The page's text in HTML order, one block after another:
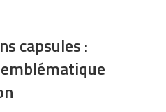
capsules :